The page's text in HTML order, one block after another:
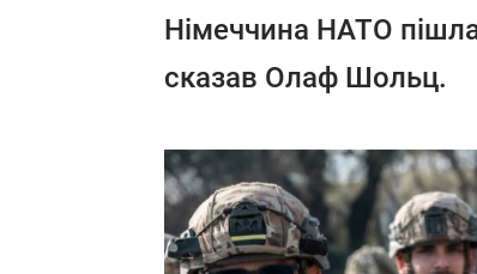
Німеччина НАТО
сказав Олаф Шольц.